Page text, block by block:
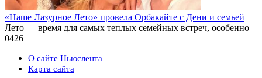
«Наше Лазурное Лето» провела Орбакайте с Дени и семьей
Лето — время для самых теплых семейных встреч, особенно
0426
О сайте Ньюслента
Карта сайта